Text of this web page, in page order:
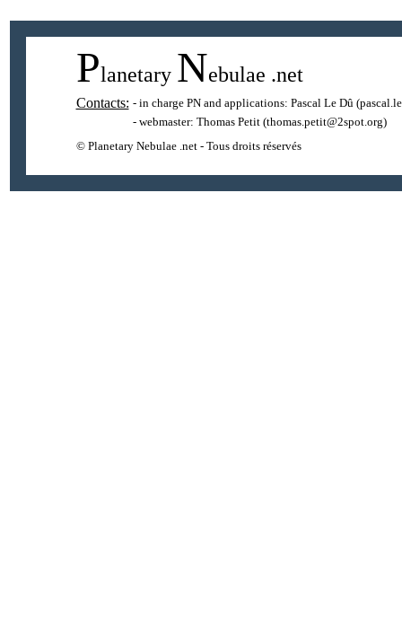
Planetary Nebulae .net
Contacts: - in charge PN and applications: Pascal Le Dû
- webmaster: Thomas Petit(thomas.petit@2spot.org)
© Planetary Nebulae .net - Tous droits réservés